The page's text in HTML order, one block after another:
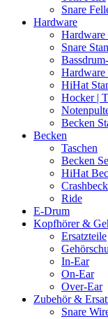
Snare
Hardware
Hardware
Snare
Hardware
HiHat
Hocker |
Becken
Becken
Taschen
Becken
HiHat
Ride
E-Drum
Kopfhörer &
Ersatzteile
In-Ear
On-Ear
Over-Ear
Zubehör &
Snare